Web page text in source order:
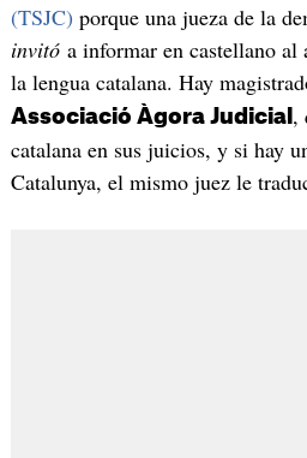
(TSJC) porque una jueza de la
invitó a informar en castellano al
la lengua catalana. Hay
Associació Àgora Judicial ,
catalana en sus juicios, y si hay
Catalunya, el mismo juez le